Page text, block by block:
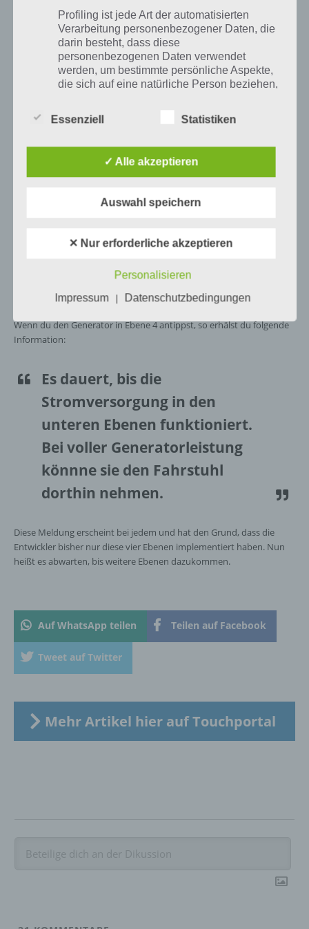
Was bedeutet die Meldung beim Generator
bzgl. der Stromversorgung?
Wenn du den Generator in Ebene 4 antippst, so erhälst du folgende
Information:
Es dauert, bis die
Stromversorgung in den
unteren Ebenen funktioniert.
Bei voller Generatorleistung
könnne sie den Fahrstuhl
dorthin nehmen.
Diese Meldung erscheint bei jedem und hat den Grund, dass die
Entwickler bisher nur diese vier Ebenen implementiert haben. Nun
heißt es abwarten, bis weitere Ebenen dazukommen.
Auf WhatsApp teilen Teilen auf Facebook
Tweet auf Twitter
Mehr Artikel hier auf Touchportal
Profiling ist jede Art der automatisierten
Verarbeitung personenbezogener Daten, die
darin besteht, dass diese
personenbezogenen Daten verwendet
werden, um bestimmte persönliche Aspekte,
die sich auf eine natürliche Person beziehen,
Lage, Gesundheit, persönlicher Vorlieben,
natürlichen Person zu analysieren oder
vorherzusagen.
personenbezogener Daten in einer Weise,
ohne Hinzuziehung zusätzlicher
betroffenen Person zugeordnet werden
können, sofern diese zusätzlichen
und technischen und organisatorischen
Maßnahmen unterliegen, die gewährleisten,
dass die personenbezogenen Daten nicht
einer identifizierten oder identifizierbaren
natürlichen Person zugewiesen werden.
g) Verantwortlicher oder für die Verarbeitung
Verantwortlicher ist die natürliche oder
juristische Person, Behörde, Einrichtung
oder andere Stelle, die allein oder
Sind die Zwecke und Mittel dieser
Verarbeitung durch das Unionsrecht oder
das Recht der Mitgliedstaaten vorgegeben,
so kann der Verantwortliche
Essenziell Statistiken
✓ Alle akzeptieren
Auswahl speichern
✕ Nur erforderliche akzeptieren
Personalisieren
Impressum
| Datenschutzbedingungen